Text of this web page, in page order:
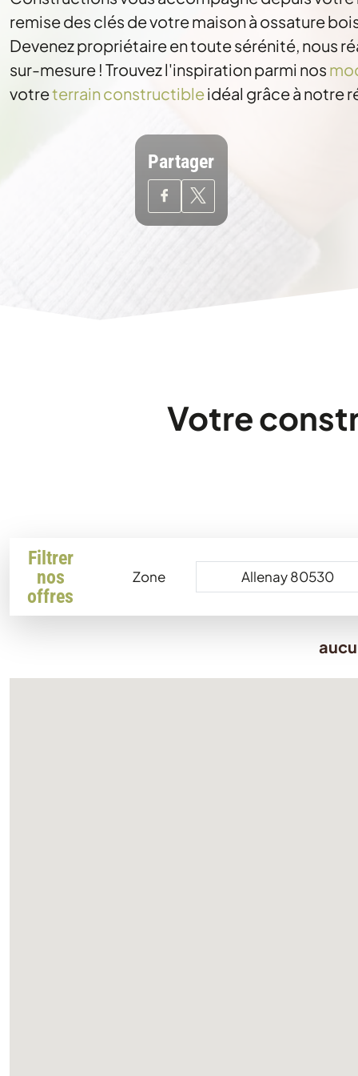
remise des clés de votre maison à ossature
Devenez propriétaire en toute sérénité, nous
sur-mesure ! Trouvez l'inspiration parmi nos
votreterrain constructibleidéal grâce à notre
Partager
Votre
Filtrer
nos
offres
Zone